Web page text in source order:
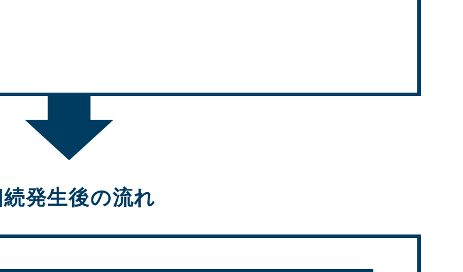
発生後の流れ